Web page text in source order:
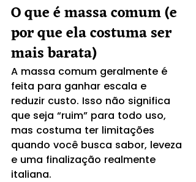
O que é massa comum (e
por que ela costuma ser
mais barata)
A massa comum geralmente é
feita para ganhar escala e
reduzir custo. Isso não significa
que seja “ruim” para todo uso,
mas costuma ter limitações
quando você busca sabor, leveza
e uma finalização realmente
italiana.